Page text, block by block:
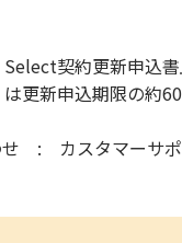
契約更新申込書
新申込期限の約60
せ : カスタマーサ